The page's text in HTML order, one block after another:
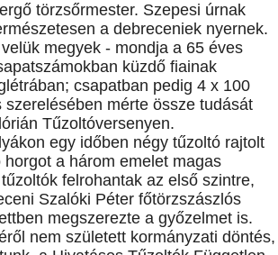
törzsőrmester. Szepesi úrnak
a debreceniek nyernek.
megyek - mondja a 65 éves
küzdő fiainak
csapatban pedig 4 x 100
mérte össze tudását
Tűzoltóversenyen.
egy időben négy tűzoltó rajtolt
a három emelet magas
felrohantak az első szintre,
Szalóki Péter főtörzszászlós
megszerezte a győzelmet is.
nem született kormányzati döntés,